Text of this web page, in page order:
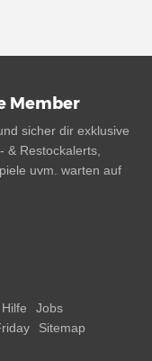
Member
sicher dir exklusive
& Restockalerts,
uvm. warten auf
Hilfe
Jobs
Sitemap